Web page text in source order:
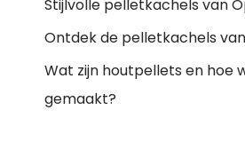
Stijlvolle pelletkachels van
Ontdek de pelletkachels
Wat zijn houtpellets en hoe
gemaakt?